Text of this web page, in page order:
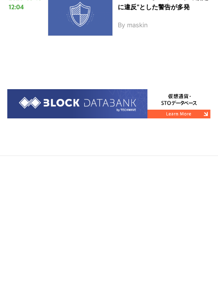
12:04
に違反”とした警告が多発
By maskin